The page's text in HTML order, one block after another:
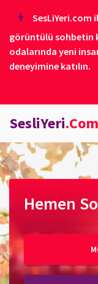
SesLiYeri.com
görüntülü sohbetin
odalarında yeni
deneyimine katılın.
SesliYeri
Hemen